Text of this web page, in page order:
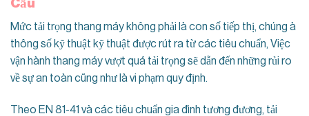
Cầu
Mức tải trọng thang máy không phải là con số tiếp thị, chúng à
thông số kỹ thuật kỹ thuật được rút ra từ các tiêu chuẩn, Việc
vận hành thang máy vượt quá tải trọng sẽ dẫn đến những rủi ro
về sự an toàn cũng như là vi phạm quy định.
Theo EN 81-41 và các tiêu chuẩn gia đình tương đương, tải